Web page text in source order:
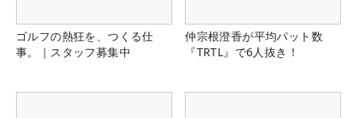
ゴルフの熱狂を、つくる仕
事。｜スタッフ募集中
仲宗根澄香が平均パット数
『TRTL』で6人抜き！